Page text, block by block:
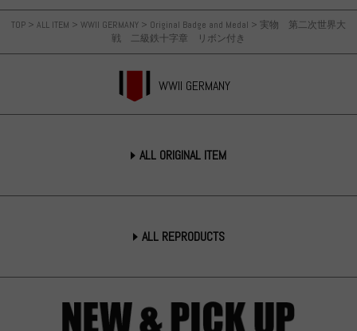
TOP > ALL ITEM > WWII GERMANY > Original Badge and Medal > 実物 第二次世界大
戦 二級鉄十字章 リボン付き
WWII GERMANY
ALL ORIGINAL ITEM
ALL REPRODUCTS